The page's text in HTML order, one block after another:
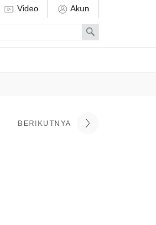
Video Akun
Search
BERIKUTNYA